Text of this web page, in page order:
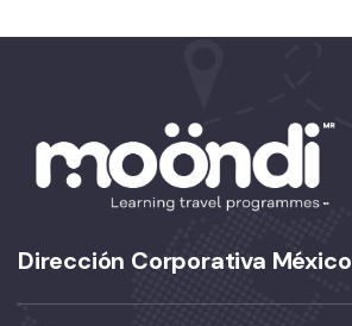
Dirección Corporativa México